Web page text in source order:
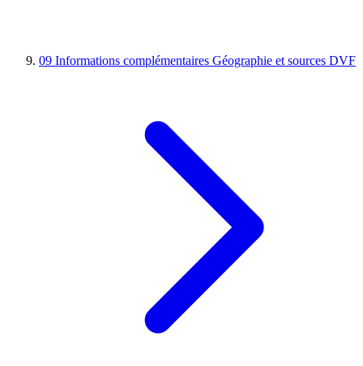
09 Informations complémentaires Géographie et sources DVF